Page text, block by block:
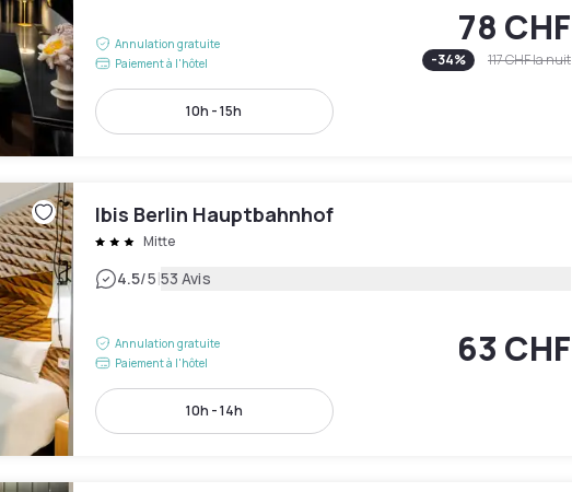
Annulation gratuite
Paiement à l'hôtel
78 CHF
-34% 117 CHFla nuit
10h - 15h
Ibis Berlin Hauptbahnhof
Mitte
4.5/5|53 Avis
Annulation gratuite
Paiement à l'hôtel
63 CHF
10h - 14h